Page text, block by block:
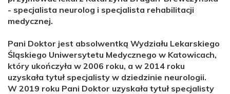
- specjalista neurolog i specjalista rehabilitacji
medycznej.
Pani Doktor jest absolwentką Wydziału Lekarskiego
Śląskiego Uniwersytetu Medycznego w Katowicach,
który ukończyła w 2006 roku, a w 2014 roku
uzyskała tytuł specjalisty w dziedzinie neurologii.
W 2019 roku Pani Doktor uzyskała tytuł specjalisty